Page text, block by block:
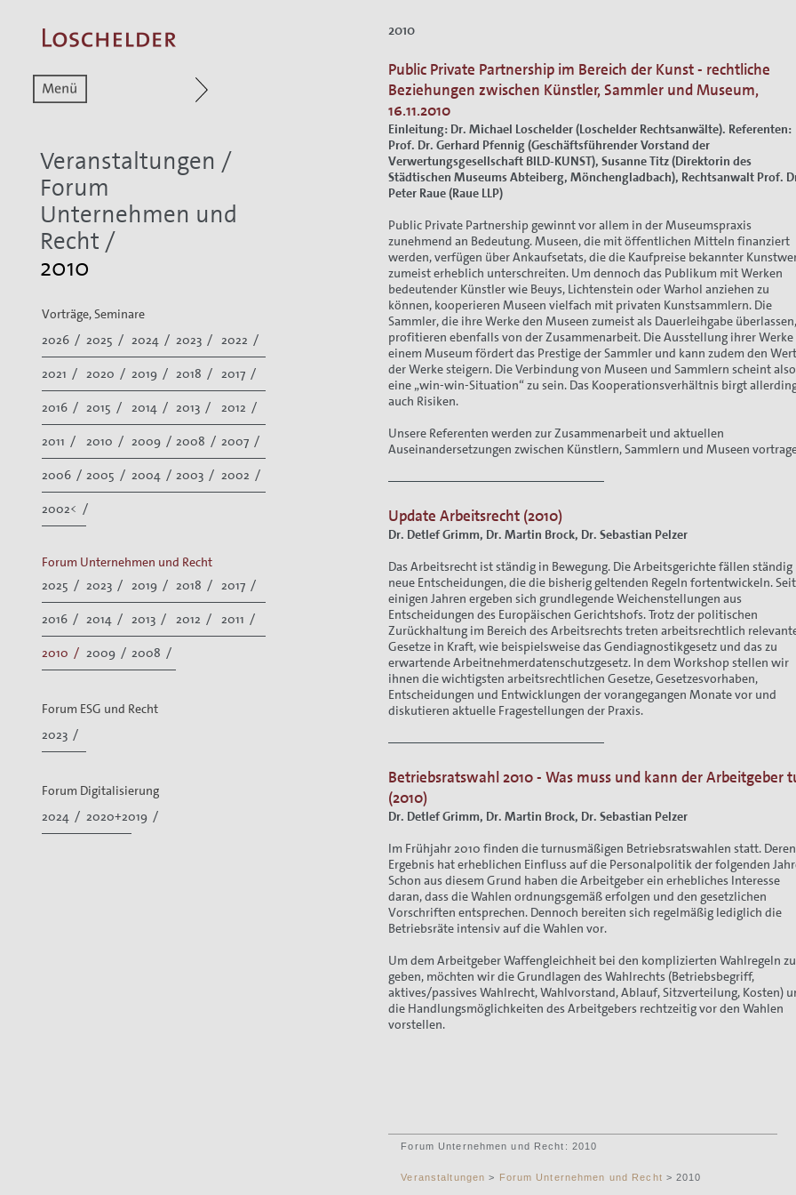
Zur Hauptnavigation
Veranstaltungen /
Forum
Unternehmen und
Recht /
2010
Vorträge, Seminare
2026 / 2025 / 2024 / 2023 / 2022 /
2021 / 2020 / 2019 / 2018 / 2017 /
2016 / 2015 / 2014 / 2013 / 2012 /
2011 / 2010 / 2009 / 2008 / 2007 /
2006 / 2005 / 2004 / 2003 / 2002 /
2002< /
Forum Unternehmen und Recht
2025 / 2023 / 2019 / 2018 / 2017 /
2016 / 2014 / 2013 / 2012 / 2011 /
2010 / 2009 / 2008 /
Forum ESG und Recht
2023 /
Forum Digitalisierung
2024 / 2020+2019 /
2010
Public Private Partnership im Bereich der Kunst - rechtliche
Beziehungen zwischen Künstler, Sammler und Museum,
16.11.2010
Einleitung: Dr. Michael Loschelder (Loschelder Rechtsanwälte). Referenten:
Prof. Dr. Gerhard Pfennig (Geschäftsführender Vorstand der
Verwertungsgesellschaft BILD-KUNST), Susanne Titz (Direktorin des
Städtischen Museums Abteiberg, Mönchengladbach), Rechtsanwalt Prof.
Peter Raue (Raue LLP)
Public Private Partnership gewinnt vor allem in der Museumspraxis
zunehmend an Bedeutung. Museen, die mit öffentlichen Mitteln finanziert
werden, verfügen über Ankaufsetats, die die Kaufpreise bekannter
zumeist erheblich unterschreiten. Um dennoch das Publikum mit Werken
bedeutender Künstler wie Beuys, Lichtenstein oder Warhol anziehen zu
können, kooperieren Museen vielfach mit privaten Kunstsammlern. Die
Sammler, die ihre Werke den Museen zumeist als Dauerleihgabe überlassen,
profitieren ebenfalls von der Zusammenarbeit. Die Ausstellung ihrer Werke
einem Museum fördert das Prestige der Sammler und kann zudem den Wert
der Werke steigern. Die Verbindung von Museen und Sammlern scheint also
eine „win-win-Situation“ zu sein. Das Kooperationsverhältnis birgt
auch Risiken.
Unsere Referenten werden zur Zusammenarbeit und aktuellen
Auseinandersetzungen zwischen Künstlern, Sammlern und Museen
Update Arbeitsrecht (2010)
Dr. Detlef Grimm, Dr. Martin Brock, Dr. Sebastian Pelzer
Das Arbeitsrecht ist ständig in Bewegung. Die Arbeitsgerichte fällen ständig
neue Entscheidungen, die die bisherig geltenden Regeln fortentwickeln. Seit
einigen Jahren ergeben sich grundlegende Weichenstellungen aus
Entscheidungen des Europäischen Gerichtshofs. Trotz der politischen
Zurückhaltung im Bereich des Arbeitsrechts treten arbeitsrechtlich
Gesetze in Kraft, wie beispielsweise das Gendiagnostikgesetz und das zu
erwartende Arbeitnehmerdatenschutzgesetz. In dem Workshop stellen wir
ihnen die wichtigsten arbeitsrechtlichen Gesetze, Gesetzesvorhaben,
Entscheidungen und Entwicklungen der vorangegangen Monate vor und
diskutieren aktuelle Fragestellungen der Praxis.
Betriebsratswahl 2010 - Was muss und kann der Arbeitgeber
(2010)
Dr. Detlef Grimm, Dr. Martin Brock, Dr. Sebastian Pelzer
Im Frühjahr 2010 finden die turnusmäßigen Betriebsratswahlen statt. Deren
Ergebnis hat erheblichen Einfluss auf die Personalpolitik der folgenden
Schon aus diesem Grund haben die Arbeitgeber ein erhebliches Interesse
daran, dass die Wahlen ordnungsgemäß erfolgen und den gesetzlichen
Vorschriften entsprechen. Dennoch bereiten sich regelmäßig lediglich die
Betriebsräte intensiv auf die Wahlen vor.
Um dem Arbeitgeber Waffengleichheit bei den komplizierten Wahlregeln zu
geben, möchten wir die Grundlagen des Wahlrechts (Betriebsbegriff,
aktives/passives Wahlrecht, Wahlvorstand, Ablauf, Sitzverteilung, Kosten)
die Handlungsmöglichkeiten des Arbeitgebers rechtzeitig vor den Wahlen
vorstellen.
Forum Unternehmen und Recht: 2010
Veranstaltungen > Forum Unternehmen und Recht > 2010